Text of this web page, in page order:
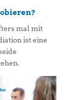
mal mit
ist eine